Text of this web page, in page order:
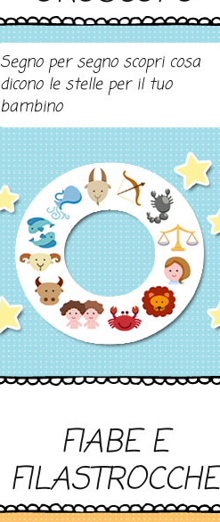
Segno per segno scopri cosa
dicono le stelle per il tuo
bambino
FIABE E
FILASTROCCHE